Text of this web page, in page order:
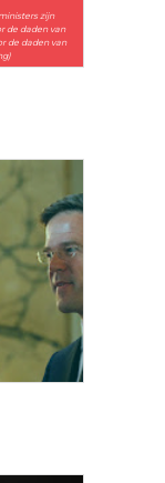
zijn
de daden van
de daden van